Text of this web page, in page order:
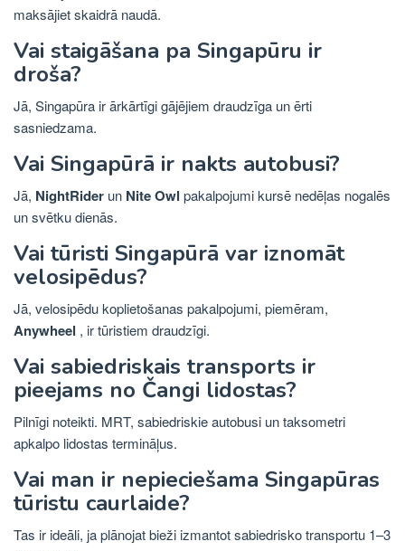
maksājiet skaidrā naudā.
Vai staigāšana pa Singapūru ir
droša?
Jā, Singapūra ir ārkārtīgi gājējiem draudzīga un ērti
sasniedzama.
Vai Singapūrā ir nakts autobusi?
Jā, NightRider un Nite Owl pakalpojumi kursē nedēļas nogalēs
un svētku dienās.
Vai tūristi Singapūrā var iznomāt
velosipēdus?
Jā, velosipēdu koplietošanas pakalpojumi, piemēram,
Anywheel , ir tūristiem draudzīgi.
Vai sabiedriskais transports ir
pieejams no Čangi lidostas?
Pilnīgi noteikti. MRT, sabiedriskie autobusi un taksometri
apkalpo lidostas termināļus.
Vai man ir nepieciešama Singapūras
tūristu caurlaide?
Tas ir ideāli, ja plānojat bieži izmantot sabiedrisko transportu 1–3